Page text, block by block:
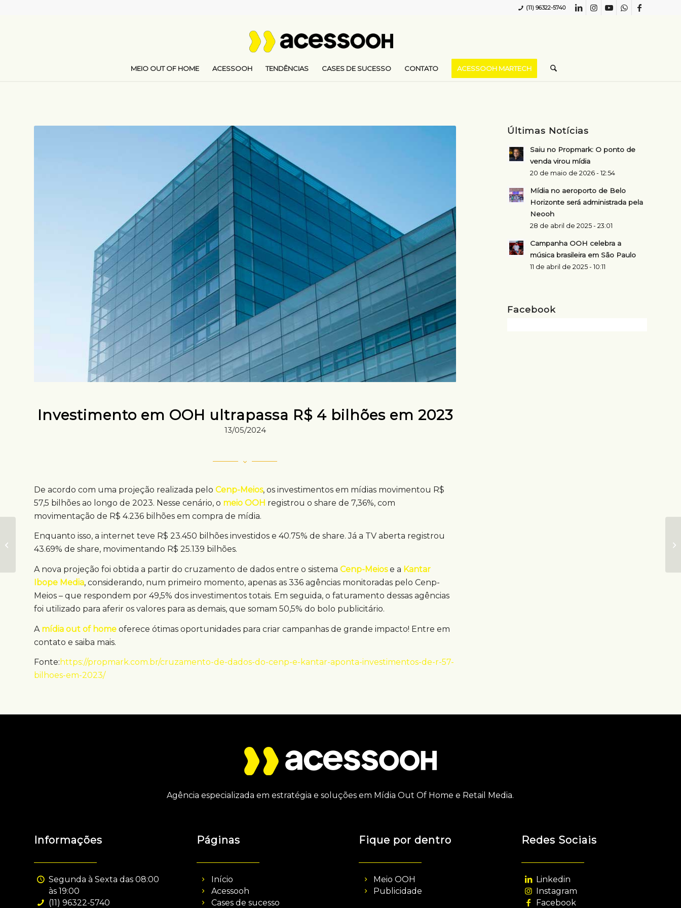
(11) 96322-5740
MEIO OUT OF HOME ACESSOOH TENDÊNCIAS CASES DE SUCESSO CONTATO ACESSOOH MARTECH
Investimento em OOH ultrapassa R$ 4 bilhões em 2023
13/05/2024
De acordo com uma projeção realizada pelo Cenp-Meios, os investimentos em mídias movimentou R$
57,5 bilhões ao longo de 2023. Nesse cenário, o meio OOH registrou o share de 7,36%, com
movimentação de R$ 4.236 bilhões em compra de mídia.
Enquanto isso, a internet teve R$ 23.450 bilhões investidos e 40.75% de share. Já a TV aberta registrou
43.69% de share, movimentando R$ 25.139 bilhões.
A nova projeção foi obtida a partir do cruzamento de dados entre o sistema Cenp-Meiose a Kantar
Ibope Media, considerando, num primeiro momento, apenas as 336 agências monitoradas pelo Cenp-
Meios – que respondem por 49,5% dos investimentos totais. Em seguida, o faturamento dessas agências
foi utilizado para aferir os valores para as demais, que somam 50,5% do bolo publicitário.
A mídia out of home oferece ótimas oportunidades para criar campanhas de grande impacto! Entre em
contato e saiba mais.
Fonte: https://propmark.com.br/cruzamento-de-dados-do-cenp-e-kantar-aponta-investimentos-de-r-57-
bilhoes-em-2023/
Últimas Notícias
Saiu no Propmark: O ponto de
venda virou mídia
20 de maio de 2026 - 12:54
Mídia no aeroporto de Belo
Horizonte será administrada pela
Neooh
28 de abril de 2025 - 23:01
Campanha OOH celebra a
música brasileira em São Paulo
11 de abril de 2025 - 10:11
Facebook
Agência especializada em estratégia e soluções em Mídia Out Of Home e Retail Media.
Informações
Segunda à Sexta das 08:00
às 19:00
(11) 96322-5740
Páginas
Início
Acessooh
Cases de sucesso
Fique por dentro
Meio OOH
Publicidade
Redes Sociais
Linkedin
Instagram
Facebook
Cidade Maravilhosa
tem ponto turístico